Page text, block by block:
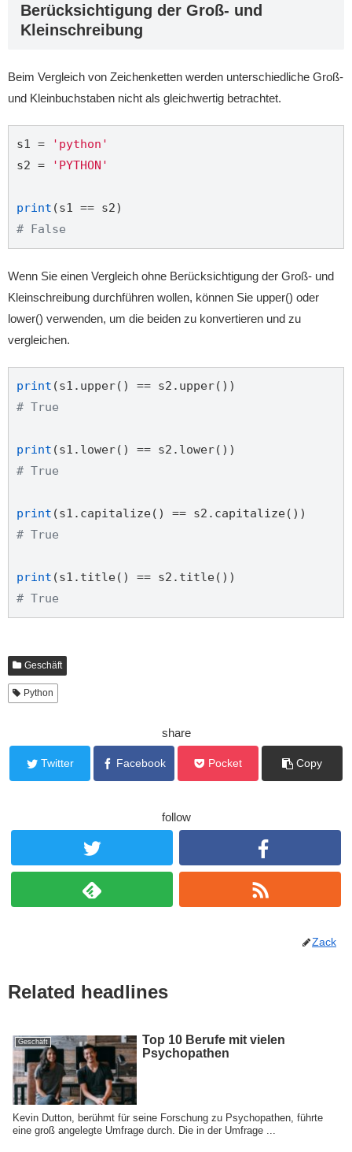
Berücksichtigung der Groß- und
Kleinschreibung
Beim Vergleich von Zeichenketten werden unterschiedliche Groß-
und Kleinbuchstaben nicht als gleichwertig betrachtet.
s1 =
'python'
s2 =
'PYTHON'
print
# False
Wenn Sie einen Vergleich ohne Berücksichtigung der Groß- und
Kleinschreibung durchführen wollen, können Sie upper() oder
lower() verwenden, um die beiden zu konvertieren und zu
vergleichen.
print
# True
print
# True
print
# True
print
# True
Geschäft
Python
share
Twitter Facebook Pocket Copy
follow
Zack
Related headlines
Geschäft
Top 10 Berufe mit vielen
Psychopathen
Kevin Dutton, berühmt für seine Forschung zu Psychopathen, führte
eine groß angelegte Umfrage durch. Die in der Umfrage ...